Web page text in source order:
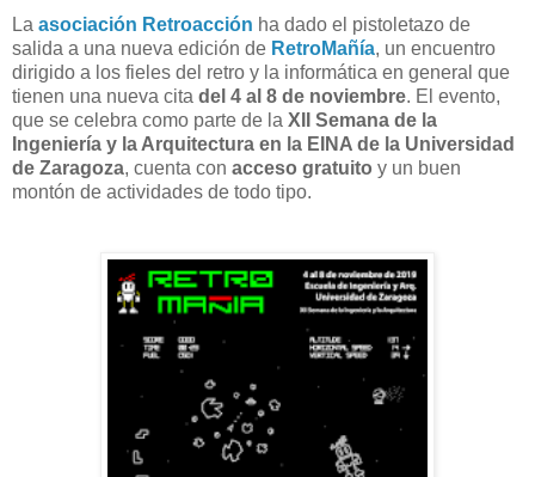
La asociación Retroacción ha dado el pistoletazo de
salida a una nueva edición de RetroMañía, un encuentro
dirigido a los fieles del retro y la informática en general que
tienen una nueva cita del 4 al 8 de noviembre. El evento,
que se celebra como parte de la XII Semana de la
Ingeniería y la Arquitectura en la EINA de la Universidad
de Zaragoza, cuenta con acceso gratuito y un buen
montón de actividades de todo tipo.